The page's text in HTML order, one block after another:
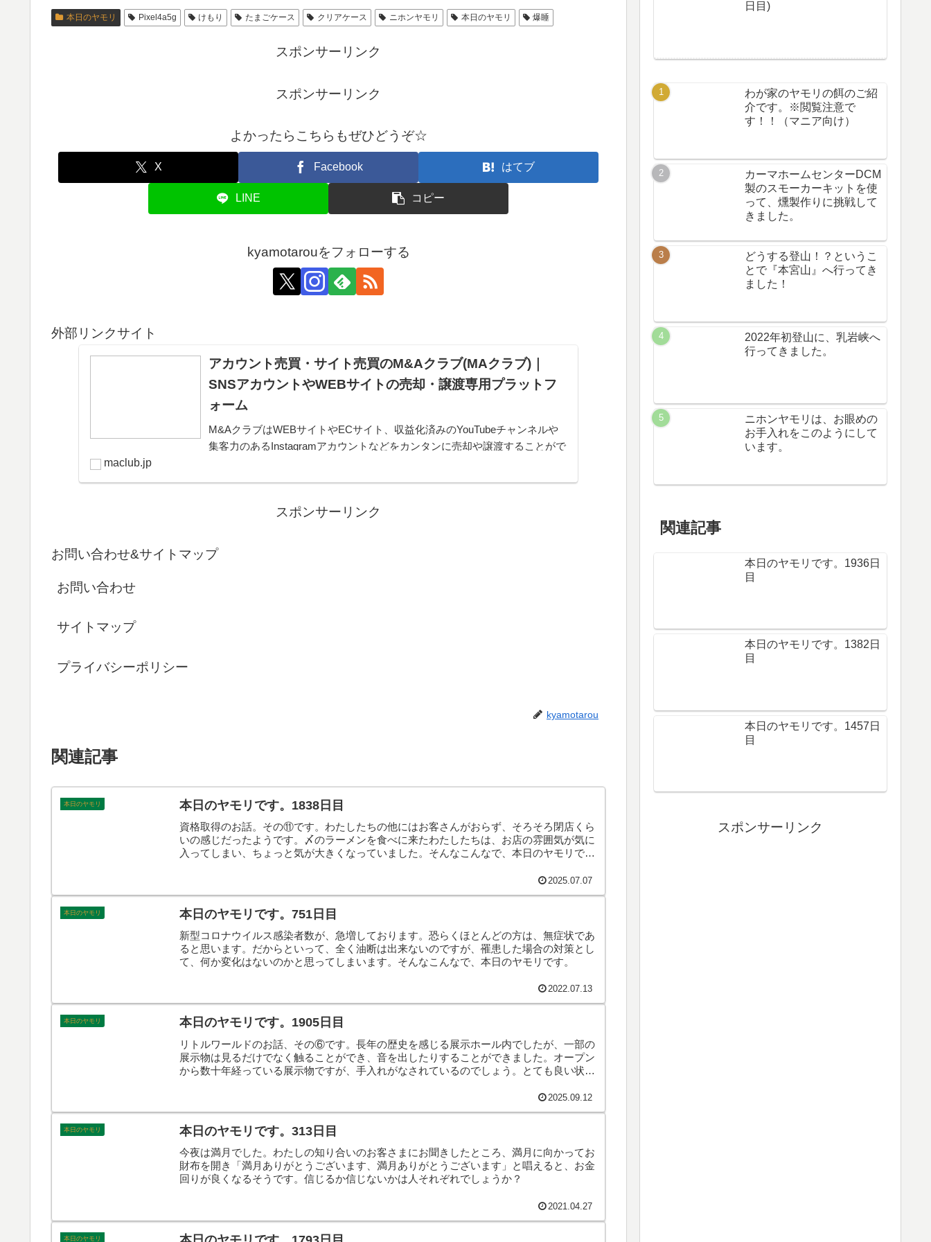
本日のヤモリ Pixel4a5g けもり たまごケース クリアケース ニホンヤモリ 本日のヤモリ 爆睡
スポンサーリンク
スポンサーリンク
よかったらこちらもぜひどうぞ☆
X Facebook はてブ
LINE コピー
kyamotarouをフォローする
外部リンクサイト
アカウント売買・サイト売買のM&Aクラブ(MAクラブ)｜
SNSアカウントやWEBサイトの売却・譲渡専用プラットフ
ォーム
M&AクラブはWEBサイトやECサイト、収益化済みのYouTubeチャンネルや
集客力のあるInstagramアカウントなどをカンタンに売却や譲渡することがで
maclub.jp
スポンサーリンク
お問い合わせ&サイトマップ
お問い合わせ
サイトマップ
プライバシーポリシー
kyamotarou
関連記事
本日のヤモリ 本日のヤモリです。1838日目
資格取得のお話。その⑪です。わたしたちの他にはお客さんがおらず、そろそろ閉店くら
いの感じだったようです。〆のラーメンを食べに来たわたしたちは、お店の雰囲気が気に
入ってしまい、ちょっと気が大きくなっていました。そんなこんなで、本日のヤモリで
2025.07.07
本日のヤモリ 本日のヤモリです。751日目
新型コロナウイルス感染者数が、急増しております。恐らくほとんどの方は、無症状であ
ると思います。だからといって、全く油断は出来ないのですが、罹患した場合の対策とし
て、何か変化はないのかと思ってしまいます。そんなこんなで、本日のヤモリです。
2022.07.13
本日のヤモリ 本日のヤモリです。1905日目
リトルワールドのお話、その⑥です。長年の歴史を感じる展示ホール内でしたが、一部の
展示物は見るだけでなく触ることができ、音を出したりすることができました。オープン
から数十年経っている展示物ですが、手入れがなされているのでしょう。とても良い状態
2025.09.12
本日のヤモリ 本日のヤモリです。313日目
今夜は満月でした。わたしの知り合いのお客さまにお聞きしたところ、満月に向かってお
財布を開き「満月ありがとうございます、満月ありがとうございます」と唱えると、お金
回りが良くなるそうです。信じるか信じないかは人それぞれでしょうか？
2021.04.27
本日のヤモリ
日目)
わが家のヤモリの餌のご紹
介です。※閲覧注意で
す！！（マニア向け）
カーマホームセンターDCM
製のスモーカーキットを使
って、燻製作りに挑戦して
きました。
どうする登山！？というこ
とで『本宮山』へ行ってき
ました！
2022年初登山に、乳岩峡へ
行ってきました。
ニホンヤモリは、お眼めの
お手入れをこのようにして
います。
関連記事
本日のヤモリです。1936日
目
本日のヤモリです。1382日
目
本日のヤモリです。1457日
目
スポンサーリンク